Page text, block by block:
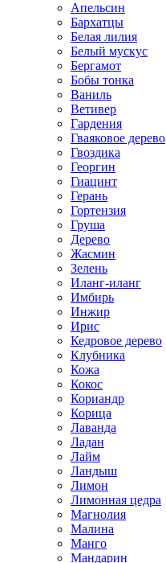
Апельсин
Бархатцы
Белая лилия
Белый мускус
Бергамот
Бобы тонка
Ваниль
Ветивер
Гардения
Гваяковое дерево
Гвоздика
Георгин
Гиацинт
Герань
Гортензия
Груша
Дерево
Жасмин
Зелень
Иланг-иланг
Имбирь
Инжир
Ирис
Кедровое дерево
Клубника
Кожа
Кокос
Кориандр
Корица
Лаванда
Ладан
Лайм
Ландыш
Лимон
Лимонная цедра
Магнолия
Малина
Манго
Мандарин